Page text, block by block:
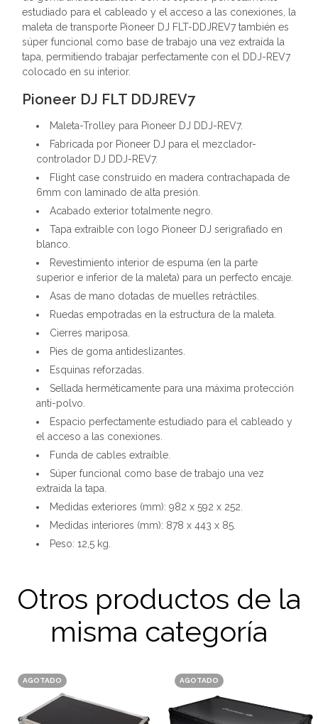
estudiado para el cableado y el acceso a las conexiones, la
maleta de transporte Pioneer DJ FLT-DDJREV7 también es
súper funcional como base de trabajo una vez extraída la
tapa, permitiendo trabajar perfectamente con el DDJ-REV7
colocado en su interior.
Pioneer DJ FLT DDJREV7
Maleta-Trolley para Pioneer DJ DDJ-REV7.
Fabricada por Pioneer DJ para el mezclador-
controlador DJ DDJ-REV7.
Flight case construido en madera contrachapada de
6mm con laminado de alta presión.
Acabado exterior totalmente negro.
Tapa extraible con logo Pioneer DJ serigrafiado en
blanco.
Revestimiento interior de espuma (en la parte
superior e inferior de la maleta) para un perfecto encaje.
Asas de mano dotadas de muelles retráctiles.
Ruedas empotradas en la estructura de la maleta.
Cierres mariposa.
Pies de goma antideslizantes.
Esquinas reforzadas.
Sellada herméticamente para una máxima protección
anti-polvo.
Espacio perfectamente estudiado para el cableado y
el acceso a las conexiones.
Funda de cables extraíble.
Súper funcional como base de trabajo una vez
extraida la tapa.
Medidas exteriores (mm): 982 x 592 x 252.
Medidas interiores (mm): 878 x 443 x 85.
Peso: 12,5 kg.
Otros productos de la
misma categoría
AGOTADO AGOTADO